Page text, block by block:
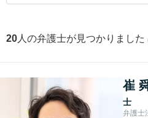
20 人の弁護士が見つかりました
崔
士
弁護士